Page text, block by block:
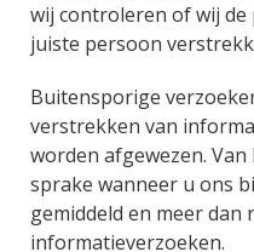
wij controleren of wij de
juiste persoon
Buitensporige
verstrekken van
worden afgewezen.
sprake wanneer u ons
gemiddeld en meer
informatieverzoeken.